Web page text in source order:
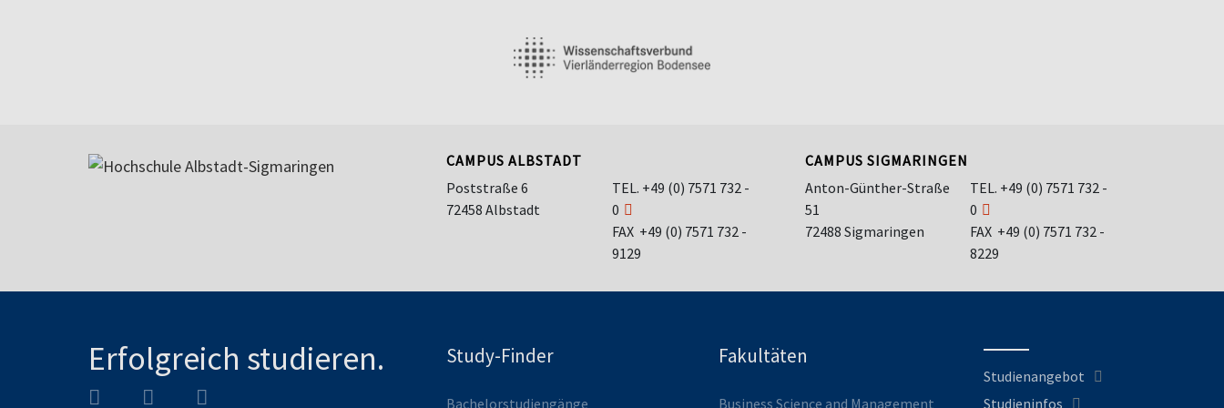
CAMPUS ALBSTADT
Poststraße 6
72458 Albstadt
TEL. +49 (0) 7571 732 -
0
FAX +49 (0) 7571 732 -
9129
CAMPUS SIGMARINGEN
Anton-Günther-Straße
51
72488 Sigmaringen
TEL. +49 (0) 7571 732 -
0
FAX +49 (0) 7571 732 -
8229
Erfolgreich studieren. Study-Finder
Bachelorstudiengänge
Fakultäten
Business Science and Management
Studienangebot
Studieninfos